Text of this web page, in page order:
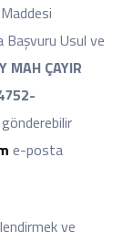
Başvuru Usul ve
MAH ÇAYIR
e-posta
ve